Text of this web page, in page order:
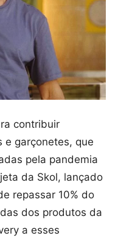
contribuir
e garçonetes, que
pela pandemia
da Skol, lançado
repassar 10% do
dos produtos da
a esses